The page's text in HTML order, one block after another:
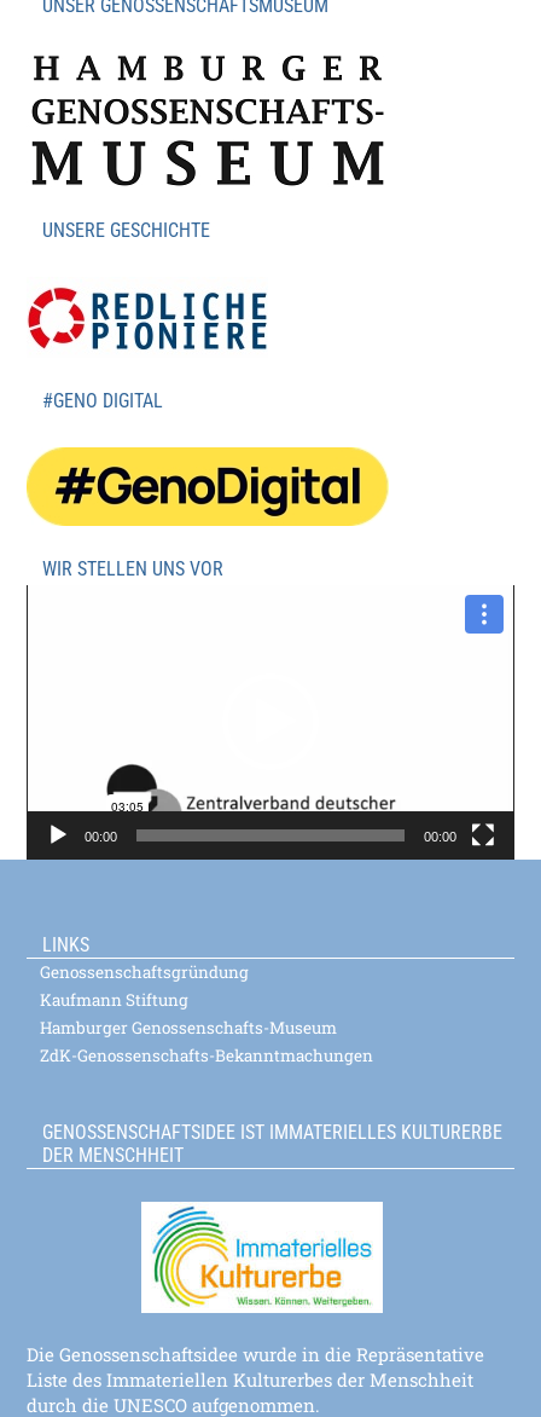
UNSER GENOSSENSCHAFTSMUSEUM
UNSERE GESCHICHTE
#GENO DIGITAL
WIR STELLEN UNS VOR
00:00 00:00
LINKS
Genossenschaftsgründung
Kaufmann Stiftung
Hamburger Genossenschafts-Museum
ZdK-Genossenschafts-Bekanntmachungen
GENOSSENSCHAFTSIDEE IST IMMATERIELLES KULTURERBE
DER MENSCHHEIT
Die Genossenschaftsidee wurde in die Repräsentative
Liste des Immateriellen Kulturerbes der Menschheit
durch die UNESCO aufgenommen.